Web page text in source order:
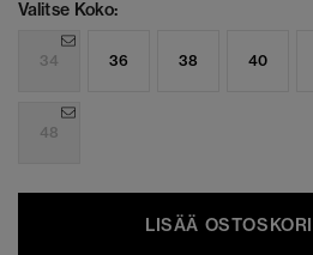
Valitse Koko:
34 36 38 40
48
LISÄÄ